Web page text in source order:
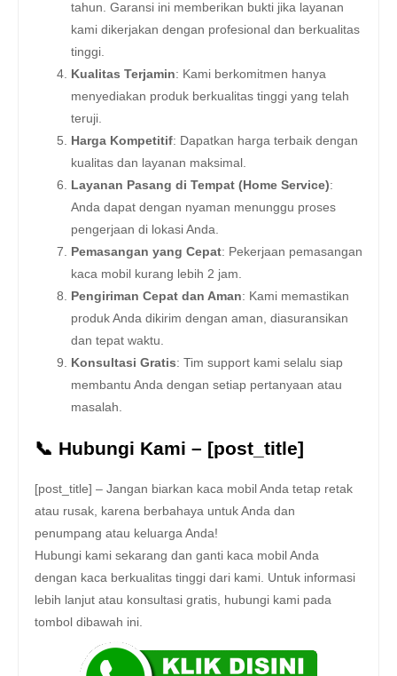
tahun. Garansi ini memberikan bukti jika layanan
kami dikerjakan dengan profesional dan berkualitas
tinggi.
Kualitas Terjamin: Kami berkomitmen hanya
menyediakan produk berkualitas tinggi yang telah
teruji.
Harga Kompetitif: Dapatkan harga terbaik dengan
kualitas dan layanan maksimal.
Layanan Pasang di Tempat (Home Service):
Anda dapat dengan nyaman menunggu proses
pengerjaan di lokasi Anda.
Pemasangan yang Cepat: Pekerjaan pemasangan
kaca mobil kurang lebih 2 jam.
Pengiriman Cepat dan Aman: Kami memastikan
produk Anda dikirim dengan aman, diasuransikan
dan tepat waktu.
Konsultasi Gratis: Tim support kami selalu siap
membantu Anda dengan setiap pertanyaan atau
masalah.
📞 Hubungi Kami – [post_title]
[post_title] – Jangan biarkan kaca mobil Anda tetap retak
atau rusak, karena berbahaya untuk Anda dan
penumpang atau keluarga Anda!
Hubungi kami sekarang dan ganti kaca mobil Anda
dengan kaca berkualitas tinggi dari kami. Untuk informasi
lebih lanjut atau konsultasi gratis, hubungi kami pada
tombol dibawah ini.